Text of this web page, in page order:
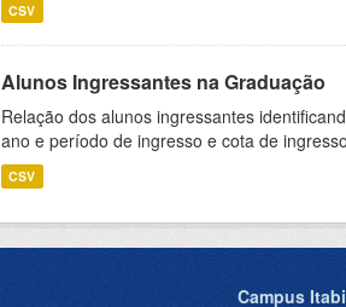
CSV
Alunos Ingressantes na Graduação
Relação dos alunos ingressantes
ano e período de ingresso e cota de
CSV
Campus